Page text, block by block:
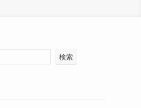
検索